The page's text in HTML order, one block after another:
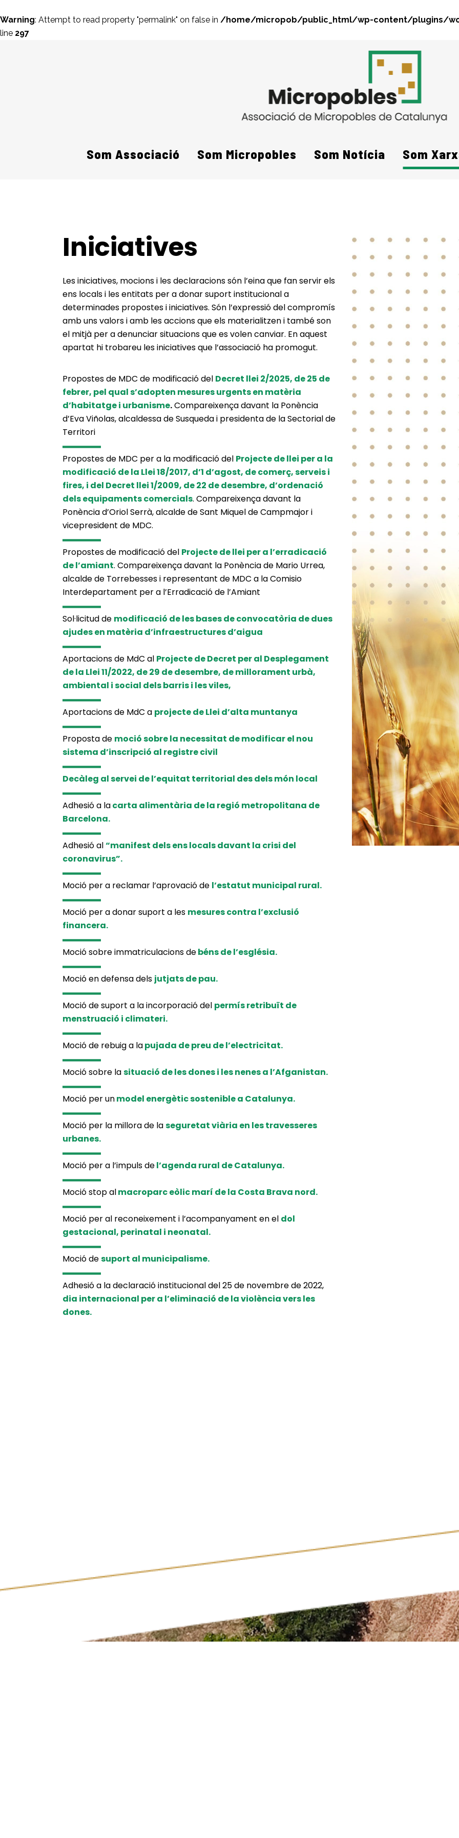
Warning: Attempt to read property "permalink" on false in /home/micropob/public_html/wp-content/plugins/
line 297
Som Associació Som Micropobles Som Notícia Som
Iniciatives
Les iniciatives, mocions i les declaracions són l’eina que fan servir els
ens locals i les entitats per a donar suport institucional a
determinades propostes i iniciatives. Són l’expressió del compromís
amb uns valors i amb les accions que els materialitzen i també son
el mitjà per a denunciar situacions que es volen canviar. En aquest
apartat hi trobareu les iniciatives que l’associació ha promogut.
Propostes de MDC de modificació del Decret llei 2/2025, de 25 de
febrer, pel qual s’adopten mesures urgents en matèria
d’habitatge i urbanisme.Compareixença davant la Ponència
d’Eva Viñolas, alcaldessa de Susqueda i presidenta de la Sectorial de
Territori
Propostes de MDC per a la modificació del Projecte de llei per a la
modificació de la Llei 18/2017, d’1 d’agost, de comerç, serveis i
fires, i del Decret llei 1/2009, de 22 de desembre, d’ordenació
dels equipaments comercials. Compareixença davant la
Ponència d’Oriol Serrà, alcalde de Sant Miquel de Campmajor i
vicepresident de MDC.
Propostes de modificació del Projecte de llei per a l’erradicació
de l’amiant. Compareixença davant la Ponència de Mario Urrea,
alcalde de Torrebesses i representant de MDC a la Comisio
Interdepartament per a l’Erradicació de l’Amiant
Sol·licitud de modificació de les bases de convocatòria de dues
ajudes en matèria d’infraestructures d’aigua
Aportacions de MdC al Projecte de Decret per al Desplegament
de la Llei 11/2022, de 29 de desembre, de millorament urbà,
ambiental i social dels barris i les viles,
Aportacions de MdC a projecte de Llei d’alta muntanya
Proposta de moció sobre la necessitat de modificar el nou
sistema d’inscripció al registre civil
Decàleg al servei de l’equitat territorial des dels món local
Adhesió a lacarta alimentària de la regió metropolitana de
Barcelona.
Adhesió al“manifest dels ens locals davant la crisi del
coronavirus”.
Moció per a reclamar l’aprovació de l’estatut municipal rural.
Moció per a donar suport a les mesures contra l’exclusió
financera.
Moció sobre immatriculacions debéns de l’església.
Moció en defensa dels jutjats de pau.
Moció de suport a la incorporació del permís retribuït de
menstruació i climateri.
Moció de rebuig a lapujada de preu de l’electricitat.
Moció sobre lasituació de les dones i les nenes a l’Afganistan.
Moció per unmodel energètic sostenible a Catalunya.
Moció per la millora de laseguretat viària en les travesseres
urbanes.
Moció per a l’impuls del’agenda rural de Catalunya.
Moció stop almacroparc eòlic marí de la Costa Brava nord.
Moció per al reconeixement i l’acompanyament en el dol
gestacional, perinatal i neonatal.
Moció desuport al municipalisme.
Adhesió a la declaració institucional del 25 de novembre de 2022,
dia internacional per a l’eliminació de la violència vers les
dones.